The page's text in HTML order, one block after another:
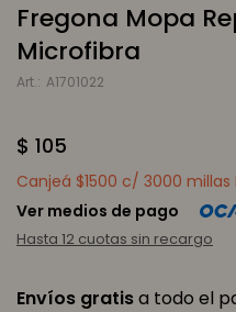
Fregona Mopa
Microfibra
A1701022
$ 105
Canjeá $1500 c/ 3000 millas
Ver medios de pago
Hasta 12 cuotas sin recargo
Envíos gratisa todo el